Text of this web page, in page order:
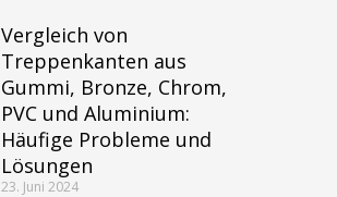
Vergleich von
Treppenkanten aus
Gummi, Bronze, Chrom,
PVC und Aluminium:
Häufige Probleme und
Lösungen
23. Juni 2024